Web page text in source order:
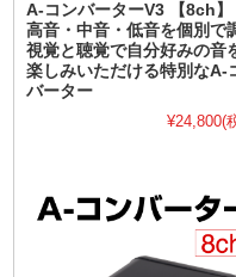
A-コンバーターV3 【8ch
高音・中音・低音を個別で
視覚と聴覚で自分好みの音
楽しみいただける特別なA-
バーター
¥24,800(